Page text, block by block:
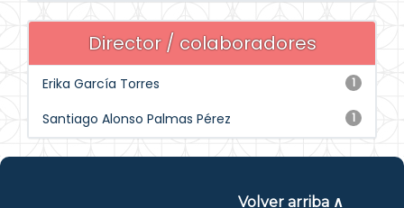
Director / colaboradores
1
Erika García Torres
1
Santiago Alonso Palmas Pérez
Volver arriba ∧